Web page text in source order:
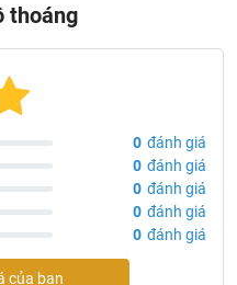
thoáng
0 đánh giá
0 đánh giá
0 đánh giá
0 đánh giá
0 đánh giá
của bạn